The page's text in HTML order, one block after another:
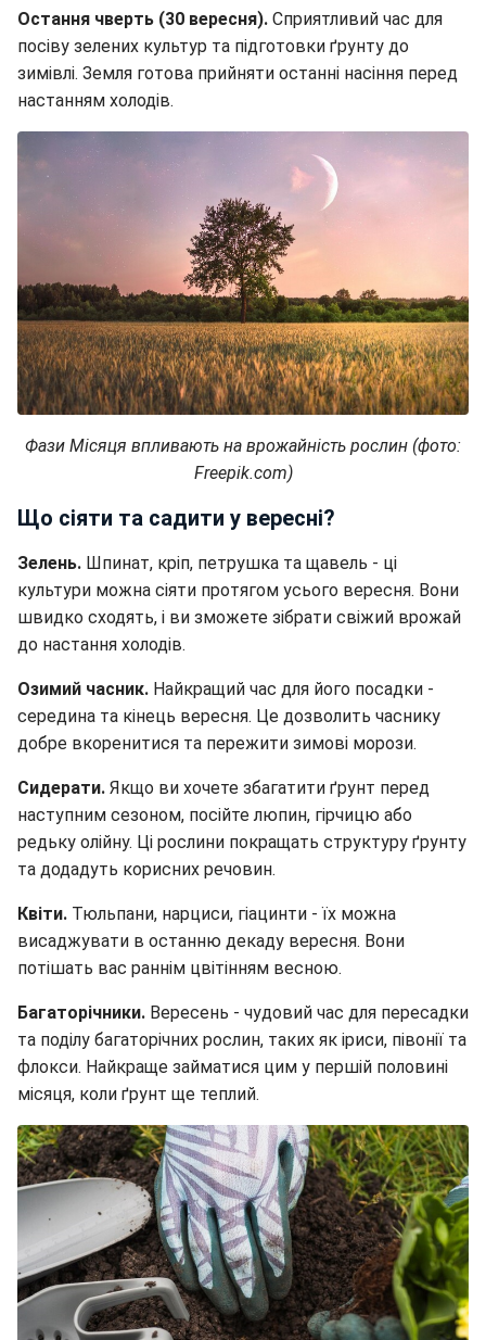
Остання чверть (30 вересня). Сприятливий час для
посіву зелених культур та підготовки ґрунту до
зимівлі. Земля готова прийняти останні насіння перед
настанням холодів.
Фази Місяця впливають на врожайність рослин (фото:
Freepik.com)
Що сіяти та садити у вересні?
Зелень. Шпинат, кріп, петрушка та щавель - ці
культури можна сіяти протягом усього вересня. Вони
швидко сходять, і ви зможете зібрати свіжий врожай
до настання холодів.
Озимий часник. Найкращий час для його посадки -
середина та кінець вересня. Це дозволить часнику
добре вкоренитися та пережити зимові морози.
Сидерати. Якщо ви хочете збагатити ґрунт перед
наступним сезоном, посійте люпин, гірчицю або
редьку олійну. Ці рослини покращать структуру ґрунту
та додадуть корисних речовин.
Квіти. Тюльпани, нарциси, гіацинти - їх можна
висаджувати в останню декаду вересня. Вони
потішать вас раннім цвітінням весною.
Багаторічники. Вересень - чудовий час для пересадки
та поділу багаторічних рослин, таких як іриси, півонії та
флокси. Найкраще займатися цим у першій половині
місяця, коли ґрунт ще теплий.